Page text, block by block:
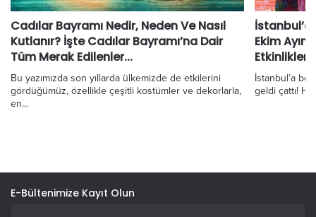
Cadılar Bayramı Nedir, Neden Ve Nasıl
Kutlanır? İşte Cadılar Bayramı’na Dair
Tüm Merak Edilenler...
Bu yazımızda son yıllarda ülkemizde de etkilerini
gördüğümüz, özellikle çeşitli kostümler ve dekorlarla,
en...
Ekim
Etkinlikler
İstanbul’a
geldi çattı!
E-Bültenimize Kayıt Olun